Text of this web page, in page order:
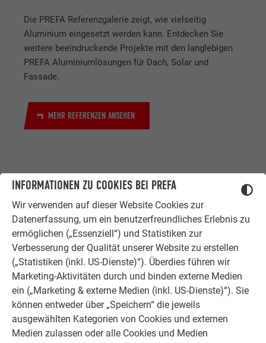
INFORMATIONEN ZU COOKIES BEI PREFA
Wir verwenden auf dieser Website Cookies zur
Datenerfassung, um ein benutzerfreundliches Erlebnis zu
ermöglichen („Essenziell“) und Statistiken zur
Verbesserung der Qualität unserer Website zu erstellen
(„Statistiken (inkl. US-Dienste)“). Überdies führen wir
Marketing-Aktivitäten durch und binden externe Medien
ein („Marketing & externe Medien (inkl. US-Dienste)“). Sie
können entweder über „Speichern“ die jeweils
ausgewählten Kategorien von Cookies und externen
Medien zulassen oder alle Cookies und Medien
Die PREFA Referenzgalerie zeigt, wie vielseitig
Aluminium eingesetzt werden kann. Entdecken Sie
weitere beeindruckende Projekte mit den langlebigen
PREFA Aluminiumlösungen für Dach, Solar und
Fassade.
MEHR REFERENZEN ANSEHEN
ERFAHRUNGSBERICHTE
ZUFRIEDENE KUNDEN
Ob Bauherr, Sanierer, Verarbeiter oder
Architekt - die Zufriedenheit all
unserer Kunden liegt uns am Herzen.
Deshalb versuchen wir als PREFA in
allen Phasen Ihres Projektes als
starker Begleiter zur Seite zu stehen.